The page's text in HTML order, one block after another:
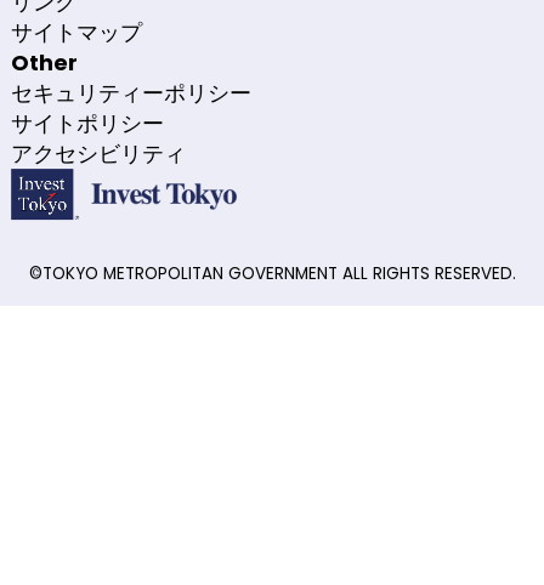
サイトマップ
Other
セキュリティーポリシー
サイトポリシー
アクセシビリティ
©TOKYO METROPOLITAN GOVERNMENT ALL RIGHTS RESERVED.